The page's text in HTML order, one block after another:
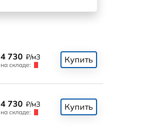
4 730 ₽/м3
на складе:
Купить
4 730 ₽/м3
на складе:
Купить